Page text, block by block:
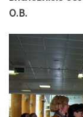
О.В.